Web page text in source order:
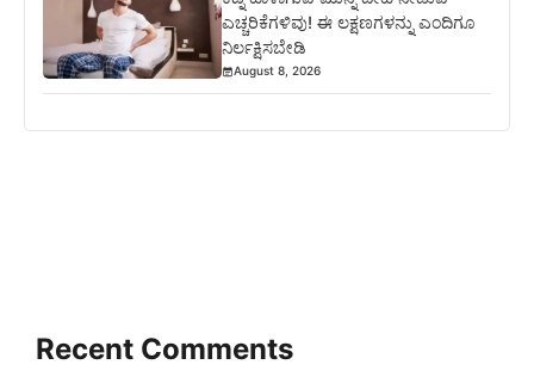
ಎಚ್ಚರಿಕೆಗಳಿವು! ಈ ಲಕ್ಷಣಗಳನ್ನು ಎಂದಿಗೂ
ನಿರ್ಲಕ್ಷಿಸಬೇಡಿ
August 8, 2026
Recent Comments